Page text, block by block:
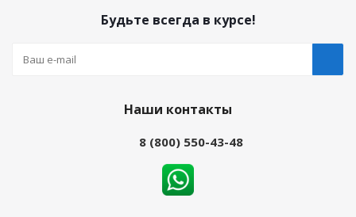
Будьте всегда в курсе!
Наши контакты
8 (800) 550-43-48